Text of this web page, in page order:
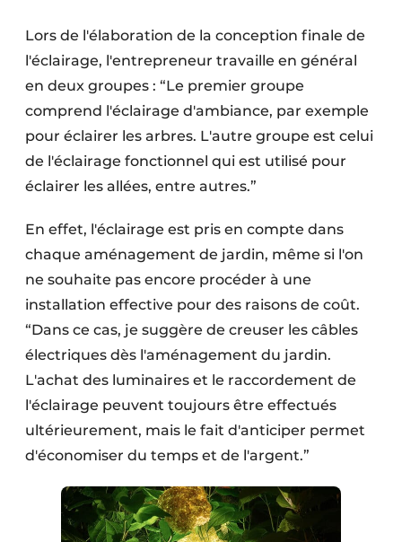
Lors de l'élaboration de la conception finale de
l'éclairage, l'entrepreneur travaille en général
en deux groupes : “Le premier groupe
comprend l'éclairage d'ambiance, par exemple
pour éclairer les arbres. L'autre groupe est celui
de l'éclairage fonctionnel qui est utilisé pour
éclairer les allées, entre autres.”
En effet, l'éclairage est pris en compte dans
chaque aménagement de jardin, même si l'on
ne souhaite pas encore procéder à une
installation effective pour des raisons de coût.
“Dans ce cas, je suggère de creuser les câbles
électriques dès l'aménagement du jardin.
L'achat des luminaires et le raccordement de
l'éclairage peuvent toujours être effectués
ultérieurement, mais le fait d'anticiper permet
d'économiser du temps et de l'argent.”